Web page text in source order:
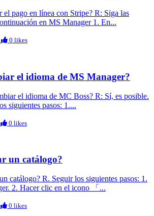
el pago en línea con Stripe? R: Siga las
en MS Manager 1. En...
0 likes
el idioma de MS Manager?
el idioma de MC Boss? R: Sí, es posible.
siguientes pasos: 1....
0 likes
un catálogo?
catálogo? R. Seguir los siguientes pasos: 1.
2. Hacer clic en el icono 「...
0 likes